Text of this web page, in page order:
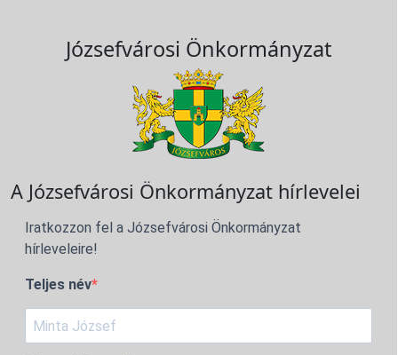
Józsefvárosi Önkormányzat
A Józsefvárosi Önkormányzat hírlevelei
Iratkozzon fel a Józsefvárosi Önkormányzat
hírleveleire!
Teljes név